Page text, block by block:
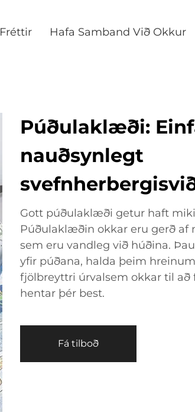
Fréttir Hafa Samband Við Okkur
Púðulaklæði:
nauðsynlegt
Gott púðulaklæði getur haft
Púðulaklæðin okkar eru gerð
sem eru vandleg við húðina.
yfir púðana, halda þeim
fjölbreyttri úrvalsem okkar til
hentar þér best.
Fá tilboð